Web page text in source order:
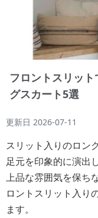
フロントスリッ
グスカート5選
更新日 2026-07-11
スリット入りのロン
足元を印象的に演出
上品な雰囲気を保ち
ロントスリット入り
ます。